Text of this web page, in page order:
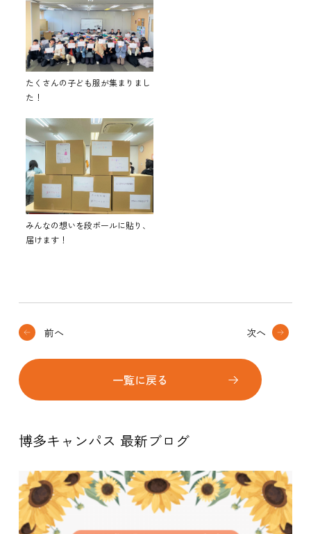
たくさんの子ども服が集まりまし
た！
みんなの想いを段ボールに貼り、
届けます！
前へ
一覧に戻る
次へ
博多キャンパス 最新ブログ